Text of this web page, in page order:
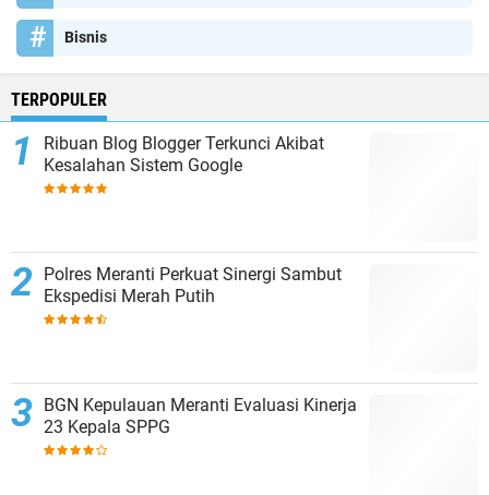
Bisnis
TERPOPULER
Ribuan Blog Blogger Terkunci Akibat
Kesalahan Sistem Google
Polres Meranti Perkuat Sinergi Sambut
Ekspedisi Merah Putih
BGN Kepulauan Meranti Evaluasi Kinerja
23 Kepala SPPG